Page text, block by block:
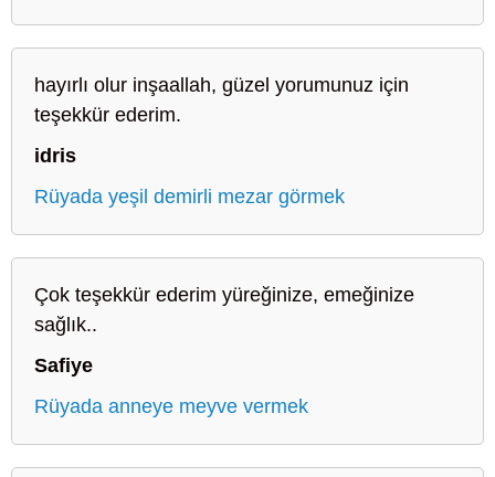
hayırlı olur inşaallah, güzel yorumunuz için
teşekkür ederim.
idris
Rüyada yeşil demirli mezar görmek
Çok teşekkür ederim yüreğinize, emeğinize
sağlık..
Safiye
Rüyada anneye meyve vermek